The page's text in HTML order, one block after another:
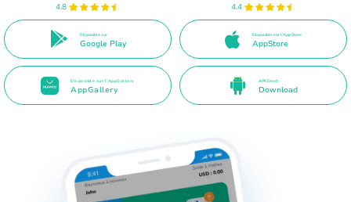
4.8
Disponible sur
Google Play
4.4
Disponible sur l'App Store
AppStore
Disponible sur l'AppGallery
AppGallery
APK Direct
Download